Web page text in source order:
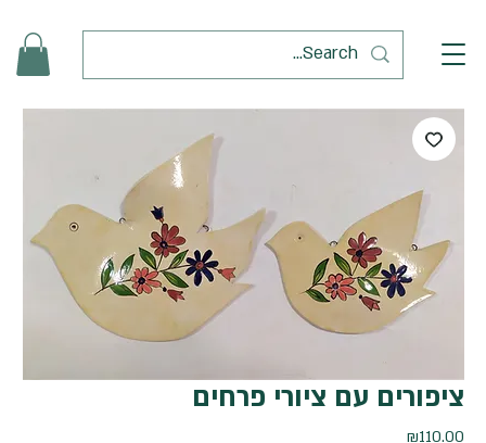
ציפורים עם ציורי פרחים
₪110.00